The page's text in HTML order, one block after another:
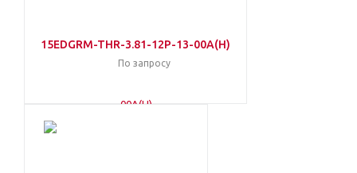
15EDGRM-THR-3.81-12P-13-00A(H)
По запросу